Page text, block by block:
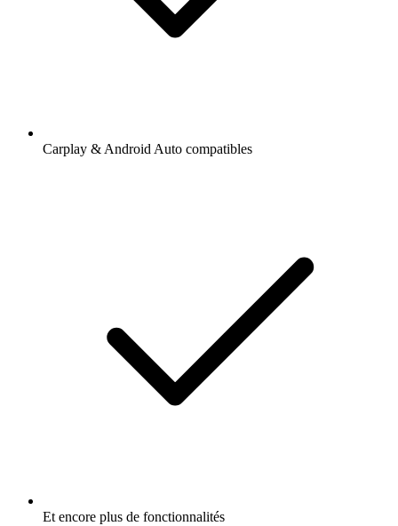
Carplay & Android Auto compatibles
Et encore plus de fonctionnalités